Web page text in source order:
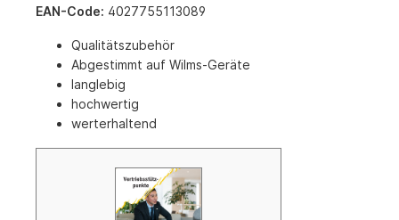
EAN-Code: 4027755113089
Qualitätszubehör
Abgestimmt auf Wilms-Geräte
langlebig
hochwertig
werterhaltend